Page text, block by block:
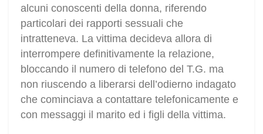
alcuni conoscenti della donna, riferendo
particolari dei rapporti sessuali che
intratteneva. La vittima decideva allora di
interrompere definitivamente la relazione,
bloccando il numero di telefono del T.G. ma
non riuscendo a liberarsi dell’odierno indagato
che cominciava a contattare telefonicamente e
con messaggi il marito ed i figli della vittima.